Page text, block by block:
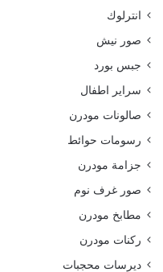
انترلوك
صور نيش
جبس بورد
سراير اطفال
صالونات مودرن
رسومات حوائط
جزامة مودرن
صور غرف نوم
مطابخ مودرن
ركنات مودرن
ديرسات محجبات